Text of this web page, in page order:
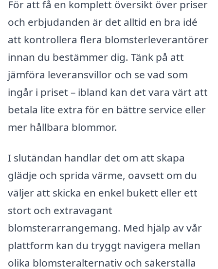
För att få en komplett översikt över priser
och erbjudanden är det alltid en bra idé
att kontrollera flera blomsterleverantörer
innan du bestämmer dig. Tänk på att
jämföra leveransvillor och se vad som
ingår i priset – ibland kan det vara värt att
betala lite extra för en bättre service eller
mer hållbara blommor.
I slutändan handlar det om att skapa
glädje och sprida värme, oavsett om du
väljer att skicka en enkel bukett eller ett
stort och extravagant
blomsterarrangemang. Med hjälp av vår
plattform kan du tryggt navigera mellan
olika blomsteralternativ och säkerställa